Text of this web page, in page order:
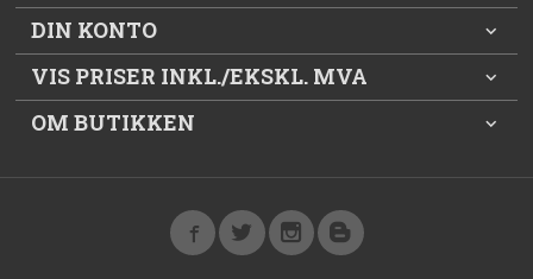
DIN KONTO
VIS PRISER INKL./EKSKL. MVA
OM BUTIKKEN